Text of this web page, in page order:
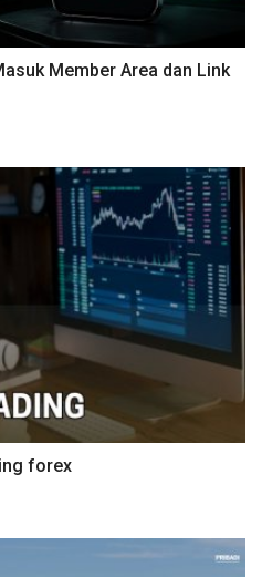
Member Area dan Link
forex